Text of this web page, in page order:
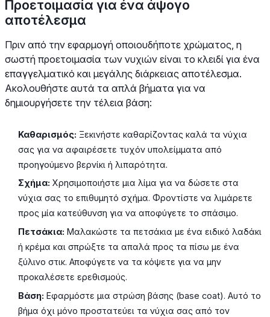
Προετοιμασία για ένα άψογο
αποτέλεσμα
Πριν από την εφαρμογή οποιουδήποτε χρώματος, η
σωστή προετοιμασία των νυχιών είναι το κλειδί για ένα
επαγγελματικό και μεγάλης διάρκειας αποτέλεσμα.
Ακολουθήστε αυτά τα απλά βήματα για να
δημιουργήσετε την τέλεια βάση:
Καθαρισμός: Ξεκινήστε καθαρίζοντας καλά τα νύχια
σας για να αφαιρέσετε τυχόν υπολείμματα από
προηγούμενο βερνίκι ή λιπαρότητα.
Σχήμα: Χρησιμοποιήστε μια λίμα για να δώσετε στα
νύχια σας το επιθυμητό σχήμα. Φροντίστε να λιμάρετε
προς μία κατεύθυνση για να αποφύγετε το σπάσιμο.
Πετσάκια: Μαλακώστε τα πετσάκια με ένα ειδικό λαδάκι
ή κρέμα και σπρώξτε τα απαλά προς τα πίσω με ένα
ξύλινο στικ. Αποφύγετε να τα κόψετε για να μην
προκαλέσετε ερεθισμούς.
Βάση: Εφαρμόστε μια στρώση βάσης (base coat). Αυτό το
βήμα όχι μόνο προστατεύει τα νύχια σας από τον